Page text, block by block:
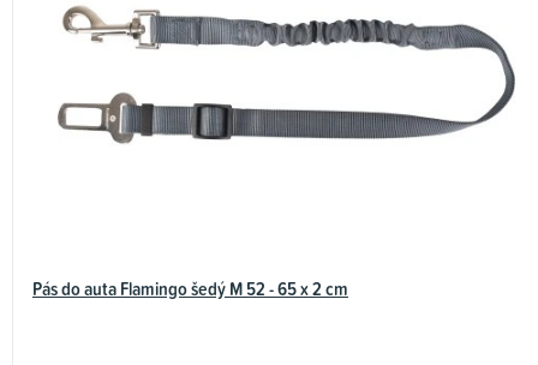
Pás do auta Flamingo šedý M 52 - 65 x 2 cm